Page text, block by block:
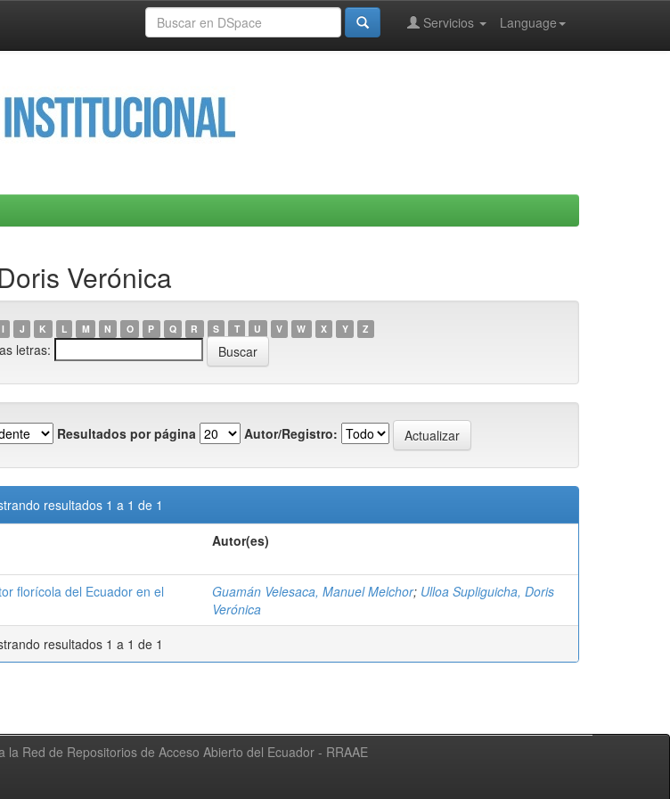
Language
Servicios
Verónica
I J K L M N O P Q R S T U V W X Y Z
letras:
Resultados por página Autor/Registro:
resultados 1 a 1 de 1
Autor(es)
florícola del Ecuador en el
Guamán Velesaca, Manuel Melchor; Ulloa Supliguicha, Doris
Verónica
resultados 1 a 1 de 1
la Red de Repositorios de Acceso Abierto del Ecuador - RRAAE